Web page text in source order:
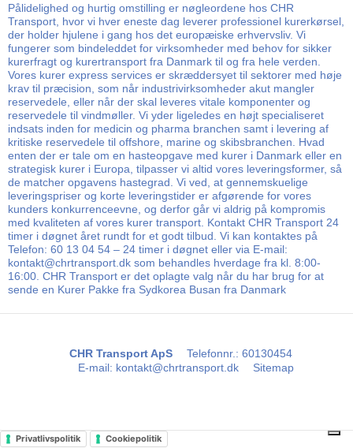
Pålidelighed og hurtig omstilling er nøgleordene hos CHR
Transport, hvor vi hver eneste dag leverer professionel kurerkørsel,
der holder hjulene i gang hos det europæiske erhvervsliv. Vi
fungerer som bindeleddet for virksomheder med behov for sikker
kurerfragt og kurertransport fra Danmark til og fra hele verden.
Vores kurer express services er skræddersyet til sektorer med høje
krav til præcision, som når industrivirksomheder akut mangler
reservedele, eller når der skal leveres vitale komponenter og
reservedele til vindmøller. Vi yder ligeledes en højt specialiseret
indsats inden for medicin og pharma branchen samt i levering af
kritiske reservedele til offshore, marine og skibsbranchen. Hvad
enten der er tale om en hasteopgave med kurer i Danmark eller en
strategisk kurer i Europa, tilpasser vi altid vores leveringsformer, så
de matcher opgavens hastegrad. Vi ved, at gennemskuelige
leveringspriser og korte leveringstider er afgørende for vores
kunders konkurrenceevne, og derfor går vi aldrig på kompromis
med kvaliteten af vores kurer transport. Kontakt CHR Transport 24
timer i døgnet året rundt for et godt tilbud. Vi kan kontaktes på
Telefon: 60 13 04 54 – 24 timer i døgnet eller via E-mail:
kontakt@chrtransport.dk som behandles hverdage fra kl. 8:00-
16:00. CHR Transport er det oplagte valg når du har brug for at
sende en Kurer Pakke fra Sydkorea Busan fra Danmark
CHR Transport ApS Telefonnr.: 60130454
E-mail: kontakt@chrtransport.dk Sitemap
Privatlivspolitik Cookiepolitik